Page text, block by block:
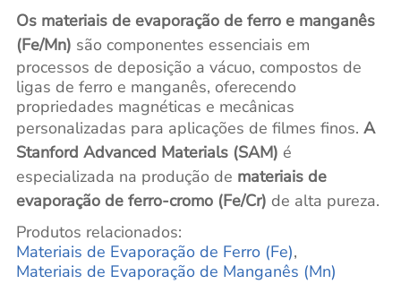
Os materiais de evaporação de ferro e manganês
(Fe/Mn) são componentes essenciais em
processos de deposição a vácuo, compostos de
ligas de ferro e manganês, oferecendo
propriedades magnéticas e mecânicas
personalizadas para aplicações de filmes finos. A
Stanford Advanced Materials (SAM) é
especializada na produção de materiais de
evaporação de ferro-cromo (Fe/Cr) de alta pureza.
Produtos relacionados:
Materiais de Evaporação de Ferro (Fe),
Materiais de Evaporação de Manganês (Mn)